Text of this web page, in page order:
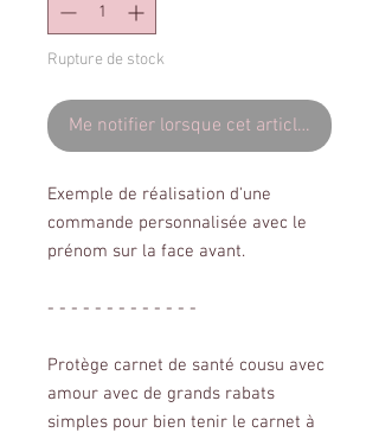
Rupture de stock
Me notifier lorsque cet article est
Exemple de réalisation d'une
commande personnalisée avec le
prénom sur la face avant.
- - - - - - - - - - - - -
Protège carnet de santé cousu avec
amour avec de grands rabats
simples pour bien tenir le carnet à